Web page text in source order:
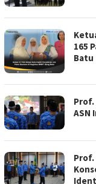
165
Batu
ASN
Prof.